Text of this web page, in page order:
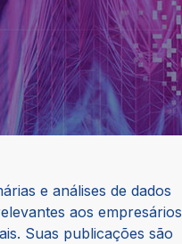
e análises de dados
aos empresários
Suas publicações são